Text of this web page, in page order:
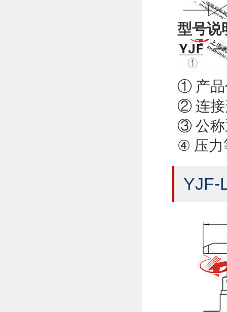
型号说
① 产品
② 连接
③ 公称
④ 压力
YJF-